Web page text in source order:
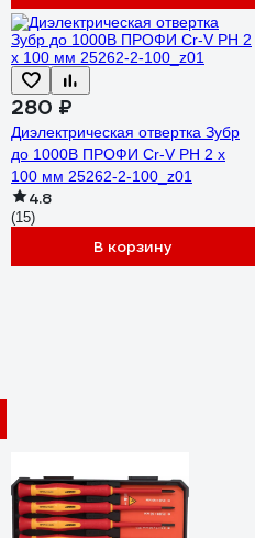
280 ₽
Диэлектрическая отвертка Зубр
до 1000В ПРОФИ Cr-V PH 2 x
100 мм 25262-2-100_z01
4.8
(15)
В корзину